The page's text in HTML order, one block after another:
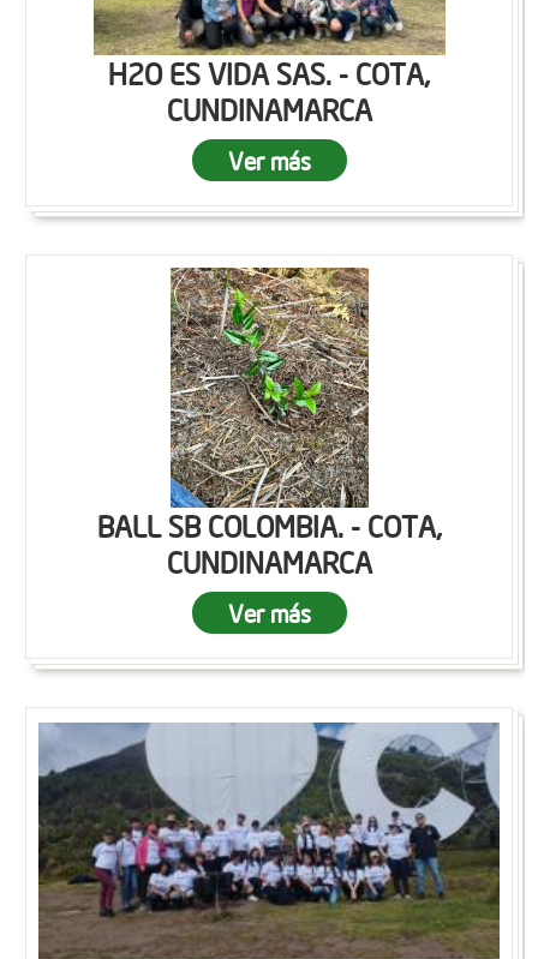
H2O ES VIDA SAS. - COTA,
CUNDINAMARCA
Ver más
BALL SB COLOMBIA. - COTA,
CUNDINAMARCA
Ver más